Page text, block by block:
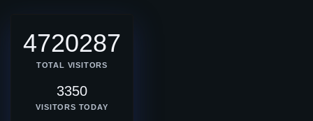
4720287
TOTAL VISITORS
3350
VISITORS TODAY